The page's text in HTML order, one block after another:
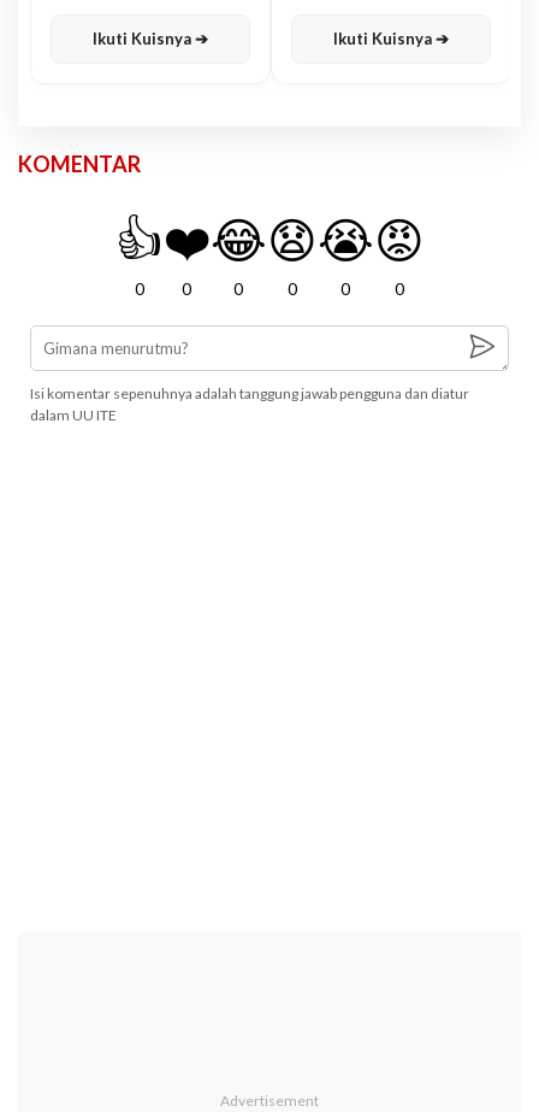
Ikuti Kuisnya ➔ Ikuti Kuisnya ➔
KOMENTAR
👍
0
❤️
0
😂
0
😧
0
😭
0
😡
0
Isi komentar sepenuhnya adalah tanggung jawab pengguna dan diatur
dalam UU ITE